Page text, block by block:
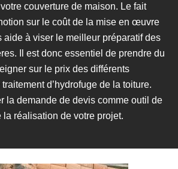
couverture de maison. Le fait
sur le coût de la mise en œuvre
aide à viser le meilleur préparatif des
Il est donc essentiel de prendre du
sur le prix des différents
d’hydrofuge de la toiture.
la demande de devis comme outil de
réalisation de votre projet.